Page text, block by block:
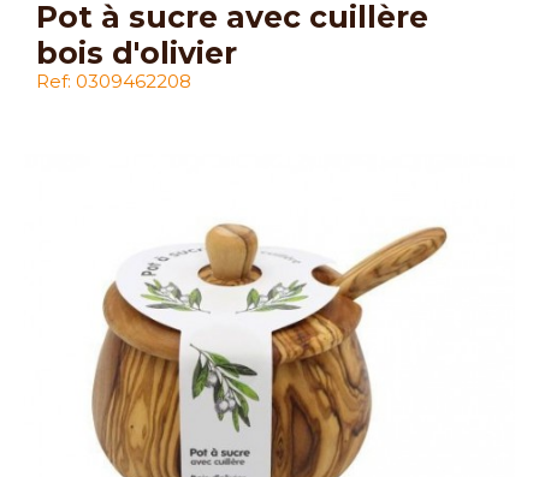
pot à sucre avec cuillère
bois d'olivier
Ref: 0309462208